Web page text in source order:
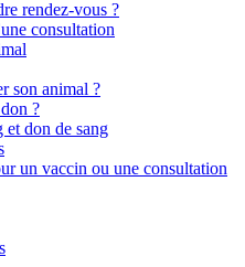
rendez-vous ?
consultation
son animal ?
?
et don de sang
un vaccin ou une consultation